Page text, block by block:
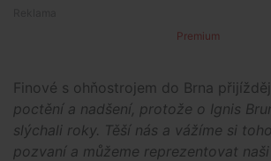
Premium
Finové s ohňostrojem do Brna
poctění a nadšení, protože o Ignis
slýchali roky. Těší nás a vážíme si
pozvaní a můžeme reprezentovat